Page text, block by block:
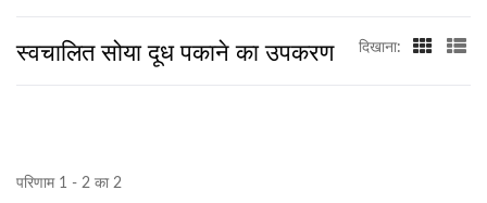
टोफू और सोया दूध बनाने वाली
मशीनरी का नेता।
स्वचालित सोया दूध पकाने का उपकरण दिखाना:
परिणाम 1 - 2 का 2